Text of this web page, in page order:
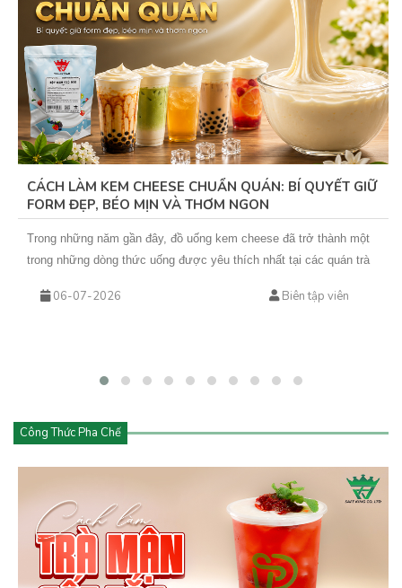
CÁCH LÀM KEM CHEESE CHUẨN QUÁN: BÍ QUYẾT GIỮ
FORM ĐẸP, BÉO MỊN VÀ THƠM NGON
Trong những năm gần đây, đồ uống kem cheese đã trở thành một
trong những dòng thức uống được yêu thích nhất tại các quán trà
cheese đến cà phê kem cheese hay matcha kem cheese, tất cả
06-07-2026 Biên tập viên
Công Thức Pha Chế